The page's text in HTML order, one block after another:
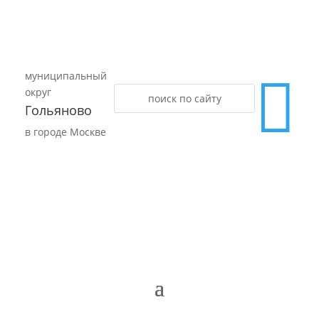
муниципальный
округ
Гольяново
в городе Москве 